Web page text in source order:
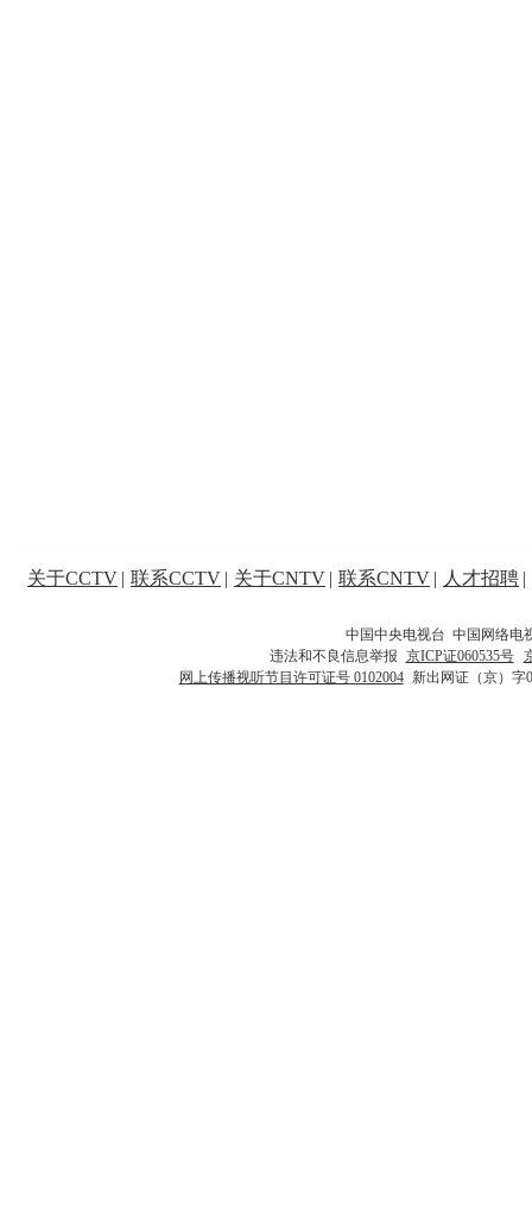
关于CCTV | 联系CCTV | 关于CNTV | 联系CNTV | 人才招聘 |
中国中央电视台 中国网络电
违法和不良信息举报 京ICP证060535号
网上传播视听节目许可证号 0102004 新出网证（京）